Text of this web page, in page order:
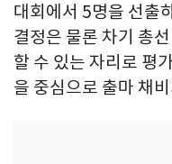
대회에서 5명을 선출
결정은 물론 차기 총
할 수 있는 자리로 평
을 중심으로 출마 채